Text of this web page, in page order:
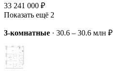
33 241 000 ₽
Показать ещё 2
3-комнатные · 30.6 – 30.6 млн ₽